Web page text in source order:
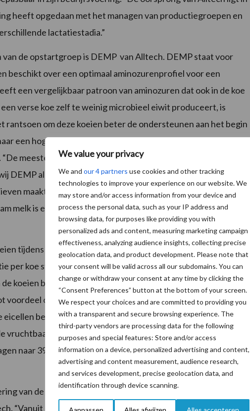
We value your privacy
We and our 4 partners use cookies and other tracking
technologies to improve your experience on our website. We
may store and/or access information from your device and
process the personal data, such as your IP address and
browsing data, for purposes like providing you with
personalized ads and content, measuring marketing campaign
effectiveness, analyzing audience insights, collecting precise
geolocation data, and product development. Please note that
your consent will be valid across all our subdomains. You can
change or withdraw your consent at any time by clicking the
“Consent Preferences” button at the bottom of your screen.
We respect your choices and are committed to providing you
with a transparent and secure browsing experience. The
third-party vendors are processing data for the following
purposes and special features: Store and/or access
information on a device, personalized advertising and content,
advertising and content measurement, audience research,
and services development, precise geolocation data, and
identification through device scanning.
heeft opgedaan met het managen van productiegroepen en
lactatiestadia.”
de opstartgroep is DEMP van Alltech. DEMP staat voor
beschikt over een optimaal aminozurenprofiel voor een
een vergelijkbaar patroon van aminozuren dat ook in de koe
verse koe zelf te weinig microbieel eiwit produceert, is
rantsoen om deze koeien beter de ondersteunen aan het begin
een hogere productie van 3 kilogram melk per dag”, aldus
meeste productiestijging is te halen bij verse koeien en niet
DEMP alleen aan de opstartgroep”, vertelt Kommer, die de
maakt. “DEMP kost 85 cent per koe per dag. Bij de huidige
melk is een productiestijging van 3 kilogram noodzakelijk.”
tijdens de opstart was het afgelopen jaar duidelijk in de
per koe steeg dankzij de combinatie van TMR en DEMP met
koeien beter in conditie, omdat ze minder diep in hun reserves
voordeel op vruchtbaarheidsvlak, want zonder diepe negatieve
beter”, stelt de melkveehouder. Tanis staaft zijn
van het afgelopen jaar. “De
naar 397 dagen en de koeien laten hun eerste tocht al na 10-
van de vruchtbaarheid bevestigt Tanis in zijn keuze voor de
“Vanuit het verleden had ik al goede ervaringen met Alltechs